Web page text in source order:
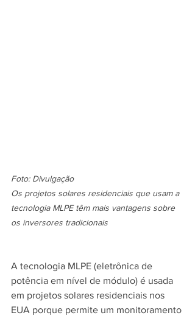
Foto: Divulgação
Os projetos solares residenciais que usam a
tecnologia MLPE têm mais vantagens sobre
os inversores tradicionais
A tecnologia MLPE (eletrônica de
potência em nível de módulo) é usada
em projetos solares residenciais nos
EUA porque permite um monitoramento